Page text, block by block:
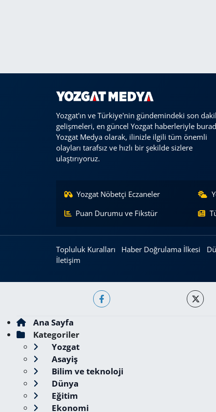
Yozgat'ın ve Türkiye'nin gündemindeki son
gelişmeleri, en güncel Yozgat haberleriyle
Yozgat Medya olarak, ilinizle ilgili tüm önemli
olayları tarafsız ve hızlı bir şekilde sizlere
ulaştırıyoruz.
Yozgat Nöbetçi Eczaneler
Puan Durumu ve Fikstür
Topluluk Kuralları Haber Doğrulama İlkesi
İletişim
Ana Sayfa
Kategoriler
Yozgat
Asayiş
Bilim ve teknoloji
Dünya
Eğitim
Ekonomi